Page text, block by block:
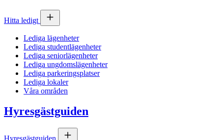
Hitta ledigt
Lediga lägenheter
Lediga studentlägenheter
Lediga seniorlägenheter
Lediga ungdomslägenheter
Lediga parkeringsplatser
Lediga lokaler
Våra områden
Hyresgästguiden